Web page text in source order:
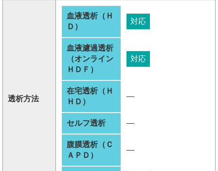
透析方法
血液透析（Ｈ
Ｄ）
対応
血液濾過透析
（オンライン
ＨＤＦ）
対応
在宅透析（Ｈ
ＨＤ）
―
セルフ透析 ―
腹膜透析（Ｃ
ＡＰＤ）
―